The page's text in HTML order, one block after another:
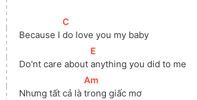
Because I
[
C
do love you my baby
Do'nt care about
[E
anything you did to me
Nhưng tất cả là
[
Am
trong giấc mơ